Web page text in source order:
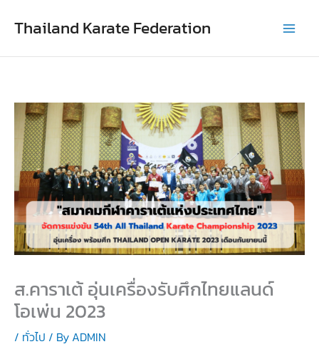
Thailand Karate Federation
ส.คาราเต้ อุ่นเครื่องรับศึกไทยแลนด์
โอเพ่น 2023
/ ทั่วไป / By ADMIN